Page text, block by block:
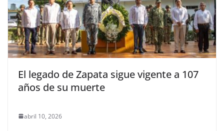
El legado de Zapata sigue vigente a 107
años de su muerte
abril 10, 2026